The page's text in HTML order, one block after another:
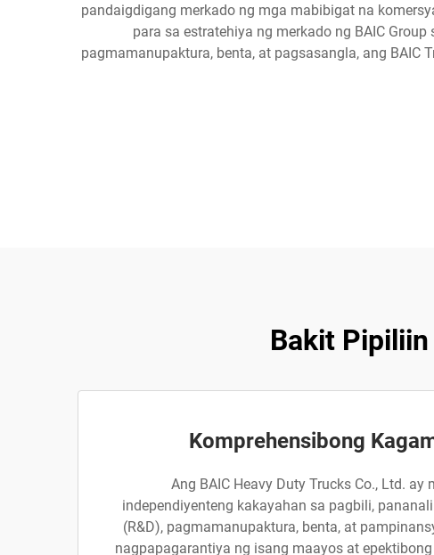
pandaigdigang merkado ng mga mabibigat na
para sa estratehiya ng merkado ng BAIC
pagmamanupaktura, benta, at pagsasangla, ang
Bakit Pipiliin
Komprehensibong
Ang BAIC Heavy Duty Trucks Co., Ltd. ay
independiyenteng kakayahan sa pagbili,
(R&D), pagmamanupaktura, benta, at
nagpapagarantiya ng isang maayos at